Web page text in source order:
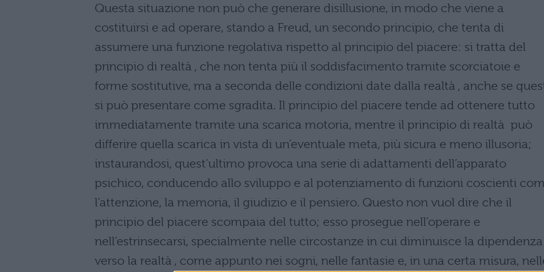
Questa situazione non può che generare disillusione, in modo che viene a
costituirsi e ad operare, stando a Freud, un secondo principio, che tenta di
assumere una funzione regolativa rispetto al principio del piacere: si tratta del
principio di realtà , che non tenta più il soddisfacimento tramite scorciatoie e
forme sostitutive, ma a seconda delle condizioni date dalla realtà , anche se
si può presentare come sgradita. Il principio del piacere tende ad ottenere tutto
immediatamente tramite una scarica motoria, mentre il principio di realtà può
differire quella scarica in vista di un’eventuale meta, più sicura e meno illusoria;
instaurandosi, quest’ultimo provoca una serie di adattamenti dell’apparato
psichico, conducendo allo sviluppo e al potenziamento di funzioni coscienti
l’attenzione, la memoria, il giudizio e il pensiero. Questo non vuol dire che il
principio del piacere scompaia del tutto; esso prosegue nell’operare e
nell’estrinsecarsi, specialmente nelle circostanze in cui diminuisce la dipendenza
verso la realtà , come appunto nei sogni, nelle fantasie e, in una certa misura,